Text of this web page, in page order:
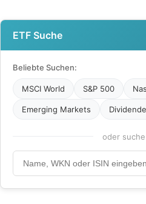
ETF Suche
Beliebte Suchen:
MSCI World S&P 500
Emerging Markets
oder